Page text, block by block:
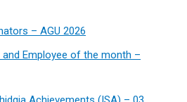
– AGU 2026
and Employee of the month –